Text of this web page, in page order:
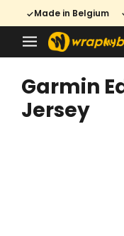
Made in Belgium
Garmin
Jersey